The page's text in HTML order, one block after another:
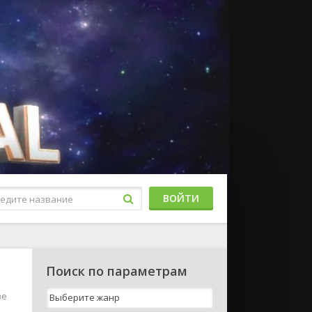
ВОЙТИ
Поиск по параметрам